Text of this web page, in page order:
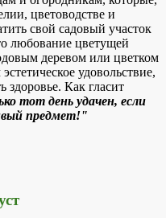
цветоводстве и
свой садовый участок
любование цветущей
деревом или цветком
удовольствие,
здоровье. Как гласит
тот день удачен, если
предмет!"